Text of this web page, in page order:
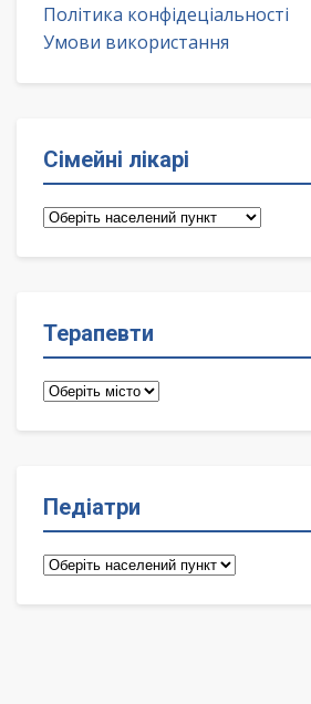
Політика конфідеціальності
Умови використання
Сімейні лікарі
Сімейні
Терапевти
Терапевти
Педіатри
Педіатри